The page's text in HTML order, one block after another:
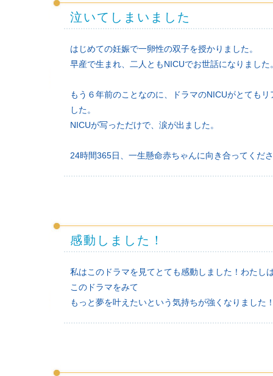
泣いてしまいました
はじめての妊娠で一卵性の双子を授かりました。
早産で生まれ、二人ともNICUでお世話になりました
もう６年前のことなのに、ドラマのNICUがとても
した。
NICUが写っただけで、涙が出ました。
24時間365日、一生懸命赤ちゃんに向き合ってくだ
感動しました！
私はこのドラマを見てとても感動しました！わたし
このドラマをみて
もっと夢を叶えたいという気持ちが強くなりまし